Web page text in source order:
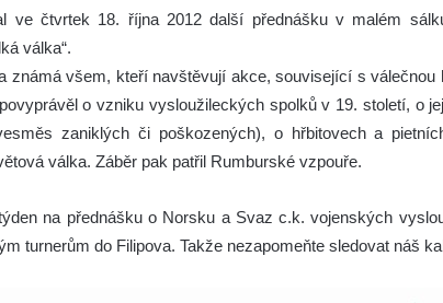
ve čtvrtek 18. října 2012 další přednášku v malém
válka“.
známá všem, kteří navštěvují akce, související s válečnou
o vzniku vysloužileckých spolků v 19. století, o
zaniklých či poškozených), o hřbitovech a
válka. Záběr pak patřil Rumburské vzpouře.
na přednášku o Norsku a Svaz c.k. vojenských
turnerům do Filipova. Takže nezapomeňte sledovat náš